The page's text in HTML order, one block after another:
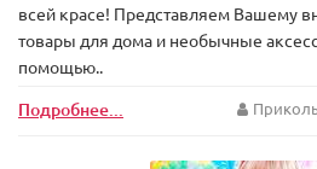
всей красе! Представляем Вашему
товары для дома и необычные
помощью..
Подробнее...